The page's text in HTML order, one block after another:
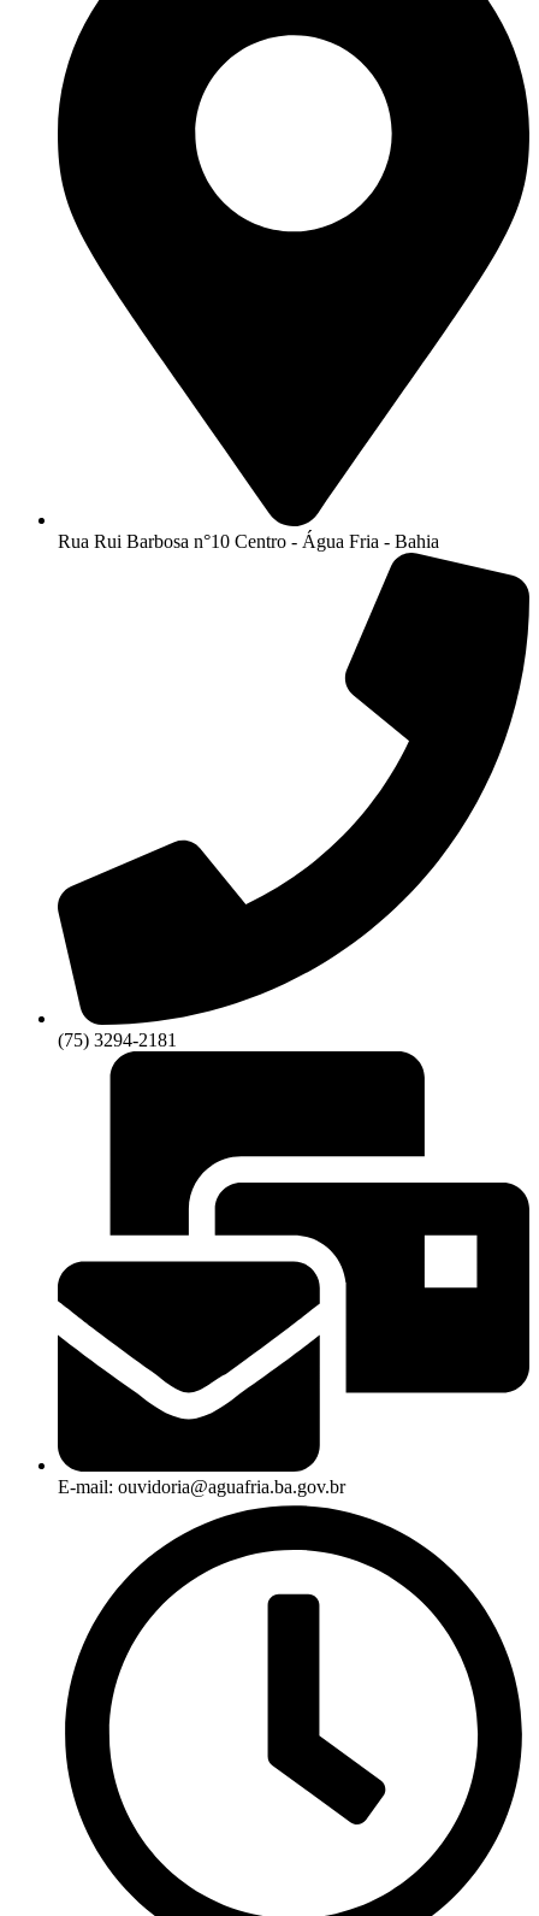
Rua Rui Barbosa n°10 Centro - Água Fria - Bahia
(75) 3294-2181
E-mail: ouvidoria@aguafria.ba.gov.br